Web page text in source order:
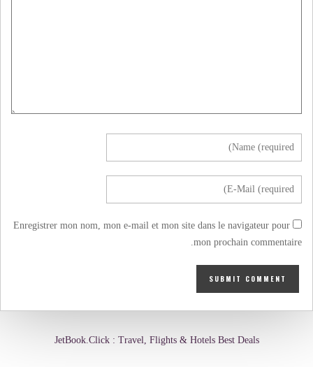
Enregistrer mon nom, mon e-mail et mon site dans le navigateur pour
mon prochain commentaire.
JetBook.Click : Travel, Flights & Hotels Best Deals